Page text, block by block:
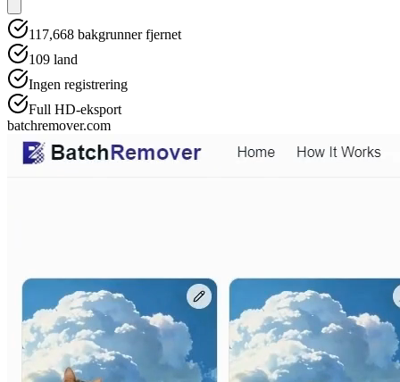
117,668 bakgrunner fjernet
109 land
Ingen registrering
Full HD-eksport
batchremover.com